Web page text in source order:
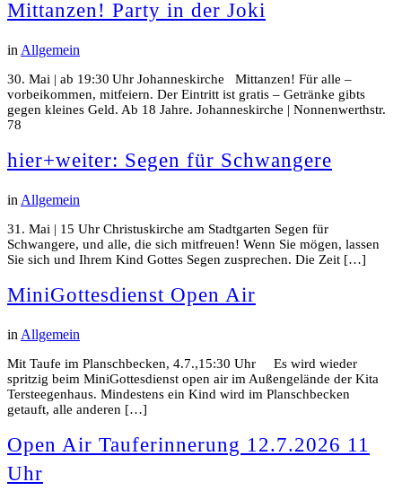
Mittanzen! Party in der Joki
in Allgemein
30. Mai | ab 19:30 Uhr Johanneskirche Mittanzen! Für alle –
vorbeikommen, mitfeiern. Der Eintritt ist gratis – Getränke gibts
gegen kleines Geld. Ab 18 Jahre. Johanneskirche | Nonnenwerthstr.
78
hier+weiter: Segen für Schwangere
in Allgemein
31. Mai | 15 Uhr Christuskirche am Stadtgarten Segen für
Schwangere, und alle, die sich mitfreuen! Wenn Sie mögen, lassen
Sie sich und Ihrem Kind Gottes Segen zusprechen. Die Zeit […]
MiniGottesdienst Open Air
in Allgemein
Mit Taufe im Planschbecken, 4.7.,15:30 Uhr Es wird wieder
spritzig beim MiniGottesdienst open air im Außengelände der Kita
Tersteegenhaus. Mindestens ein Kind wird im Planschbecken
getauft, alle anderen […]
Open Air Tauferinnerung 12.7.2026 11
Uhr